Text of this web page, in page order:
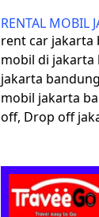
RENTAL MOBIL
rent car jakarta
mobil di
jakarta
mobil jakarta
off, Drop off